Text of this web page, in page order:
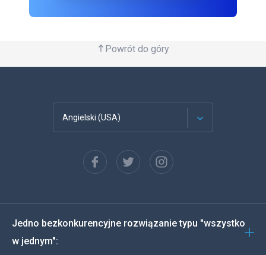
Powrót do góry
Angielski (USA)
Español
Deutsch
Jedno bezkonkurencyjne rozwiązanie typu "wszystko
w jednym":